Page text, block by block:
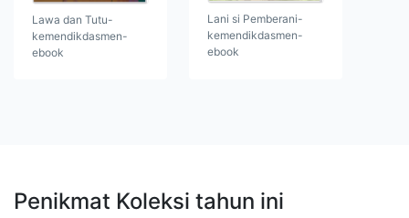
Lawa dan Tutu-
kemendikdasmen-
ebook
Lani si Pemberani-
kemendikdasmen-
ebook
Penikmat Koleksi tahun ini